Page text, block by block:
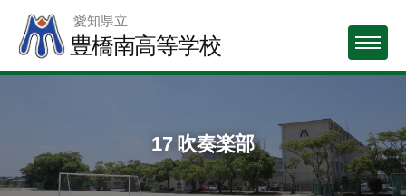
content
愛知県立
豊橋南高等学校 MENU
17 吹奏楽部